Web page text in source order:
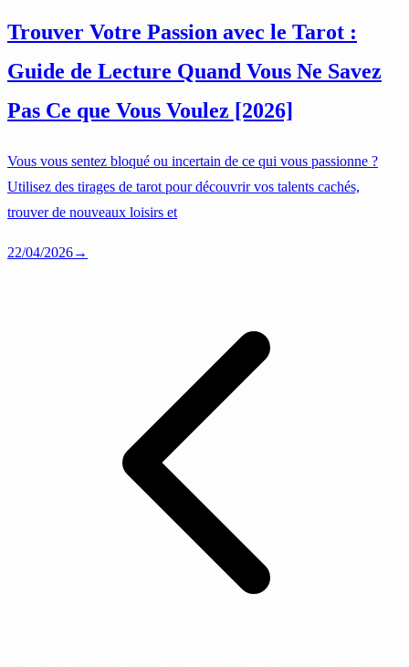
Trouver Votre Passion avec le Tarot :
Guide de Lecture Quand Vous Ne Savez
Pas Ce que Vous Voulez [2026]
Vous vous sentez bloqué ou incertain de ce qui vous passionne ?
Utilisez des tirages de tarot pour découvrir vos talents cachés,
trouver de nouveaux loisirs et
22/04/2026→